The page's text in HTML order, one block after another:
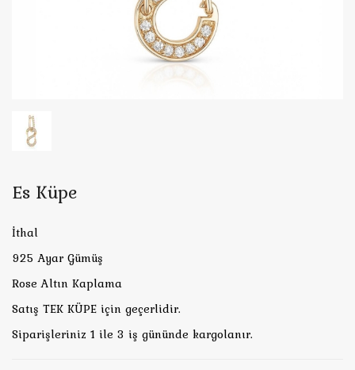
Es Küpe
İthal
925 Ayar Gümüş
Rose Altın Kaplama
Satış TEK KÜPE için geçerlidir.
Siparişleriniz 1 ile 3 iş gününde kargolanır.